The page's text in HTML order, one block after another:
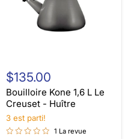
Kone
1,6
L
Le
Creuset
Huître
$135.00
Bouilloire Kone 1,6 L Le
Creuset - Huître
3 est parti!
1 La revue